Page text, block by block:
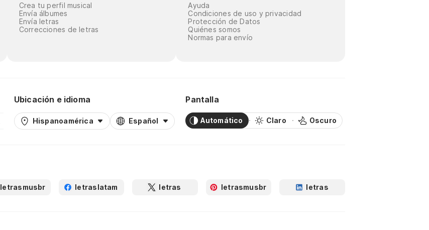
Crea tu perfil musical
Envía álbumes
Envía letras
Correcciones de letras
Ayuda
Condiciones de uso y privacidad
Protección de Datos
Quiénes somos
Normas para envío
Ubicación e idioma
Hispanoamérica Español
Pantalla
Automático Claro Oscuro
letrasmusbr letraslatam letras letrasmusbr letras